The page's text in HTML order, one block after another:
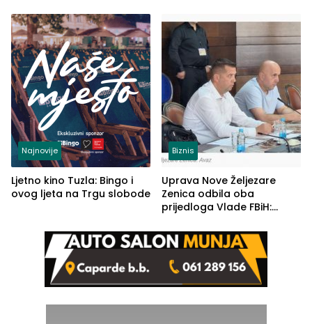
(FOTO)
Najnovije
Ljetno kino Tuzla: Bingo i
ovog ljeta na Trgu slobode
Biznis
Uprava Nove Željezare
Zenica odbila oba
prijedloga Vlade FBiH:
rješenje